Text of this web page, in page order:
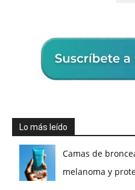
Lo más leído
Camas de
melanoma y